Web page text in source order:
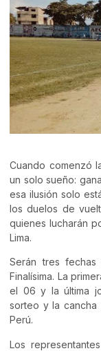
Cuando comenzó
un solo sueño:
esa ilusión solo
los duelos de
quienes lucharán
Lima.
Serán tres
Finalísima. La
el 06 y la última
sorteo y la
Perú.
Los